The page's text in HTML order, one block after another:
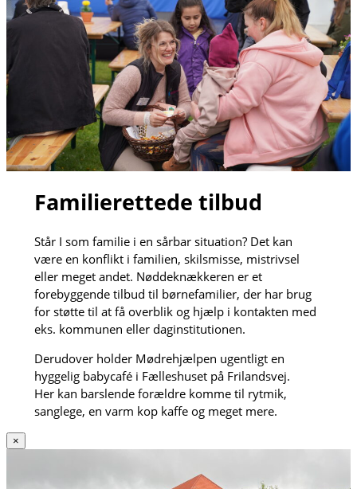
Familierettede tilbud
Står I som familie i en sårbar situation? Det kan
være en konflikt i familien, skilsmisse, mistrivsel
eller meget andet. Nøddeknækkeren er et
forebyggende tilbud til børnefamilier, der har brug
for støtte til at få overblik og hjælp i kontakten med
eks. kommunen eller daginstitutionen.
Derudover holder Mødrehjælpen ugentligt en
hyggelig babycafé i Fælleshuset på Frilandsvej.
Her kan barslende forældre komme til rytmik,
sanglege, en varm kop kaffe og meget mere.
×